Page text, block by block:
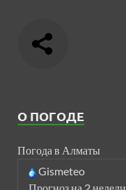
О ПОГОДЕ
Погода в Алматы
Gismeteo